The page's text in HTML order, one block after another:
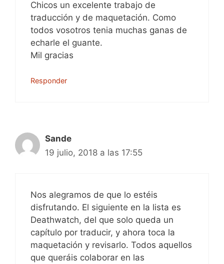
Chicos un excelente trabajo de
traducción y de maquetación. Como
todos vosotros tenia muchas ganas de
echarle el guante.
Mil gracias
Responder
Sande
19 julio, 2018 a las 17:55
Nos alegramos de que lo estéis
disfrutando. El siguiente en la lista es
Deathwatch, del que solo queda un
capítulo por traducir, y ahora toca la
maquetación y revisarlo. Todos aquellos
que queráis colaborar en las